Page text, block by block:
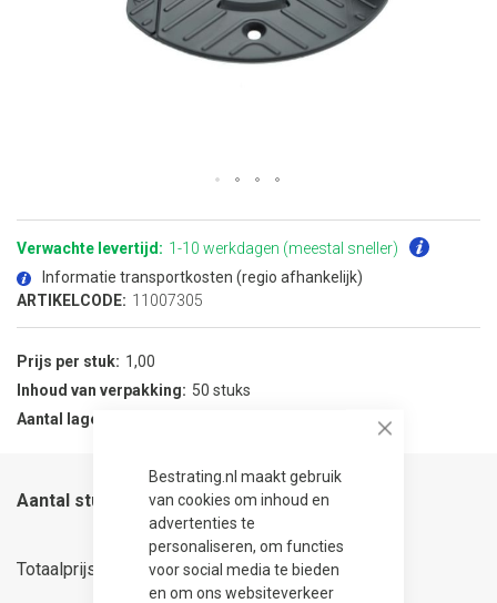
Bestrating.nl maakt gebruik
van cookies om inhoud en
advertenties te
personaliseren, om functies
voor social media te bieden
en om ons websiteverkeer
naar
begin
de
afbeeldingen-
Verwachte levertijd: 1-10 werkdagen (meestal sneller)
Informatie transportkosten (regio afhankelijk)
ARTIKELCODE: 11007305
Prijs per stuk
1,00
Inhoud van verpakking
50 stuks
Aantal lagen per verpakking
Aantal stuks
Totaalprijs 50,00